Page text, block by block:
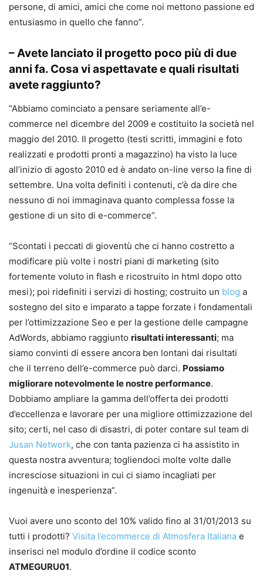
persone, di amici, amici che come noi mettono passione ed
entusiasmo in quello che fanno”.
– Avete lanciato il progetto poco più di due
anni fa. Cosa vi aspettavate e quali risultati
avete raggiunto?
“Abbiamo cominciato a pensare seriamente all’e-
commerce nel dicembre del 2009 e costituito la società nel
maggio del 2010. Il progetto (testi scritti, immagini e foto
realizzati e prodotti pronti a magazzino) ha visto la luce
all’inizio di agosto 2010 ed è andato on-line verso la fine di
settembre. Una volta definiti i contenuti, c’è da dire che
nessuno di noi immaginava quanto complessa fosse la
gestione di un sito di e-commerce”.
“Scontati i peccati di gioventù che ci hanno costretto a
modificare più volte i nostri piani di marketing (sito
fortemente voluto in flash e ricostruito in html dopo otto
mesi); poi ridefiniti i servizi di hosting; costruito un blog a
sostegno del sito e imparato a tappe forzate i fondamentali
per l’ottimizzazione Seo e per la gestione delle campagne
AdWords, abbiamo raggiunto risultati interessanti; ma
siamo convinti di essere ancora ben lontani dai risultati
che il terreno dell’e-commerce può darci. Possiamo
migliorare notevolmente le nostre performance.
Dobbiamo ampliare la gamma dell’offerta dei prodotti
d’eccellenza e lavorare per una migliore ottimizzazione del
sito; certi, nel caso di disastri, di poter contare sul team di
Jusan Network, che con tanta pazienza ci ha assistito in
questa nostra avventura; togliendoci molte volte dalle
incresciose situazioni in cui ci siamo incagliati per
ingenuità e inesperienza”.
Vuoi avere uno sconto del 10% valido fino al 31/01/2013 su
tutti i prodotti? Visita l’ecommerce di Atmosfera Italiana e
inserisci nel modulo d’ordine il codice sconto
ATMEGURU01.